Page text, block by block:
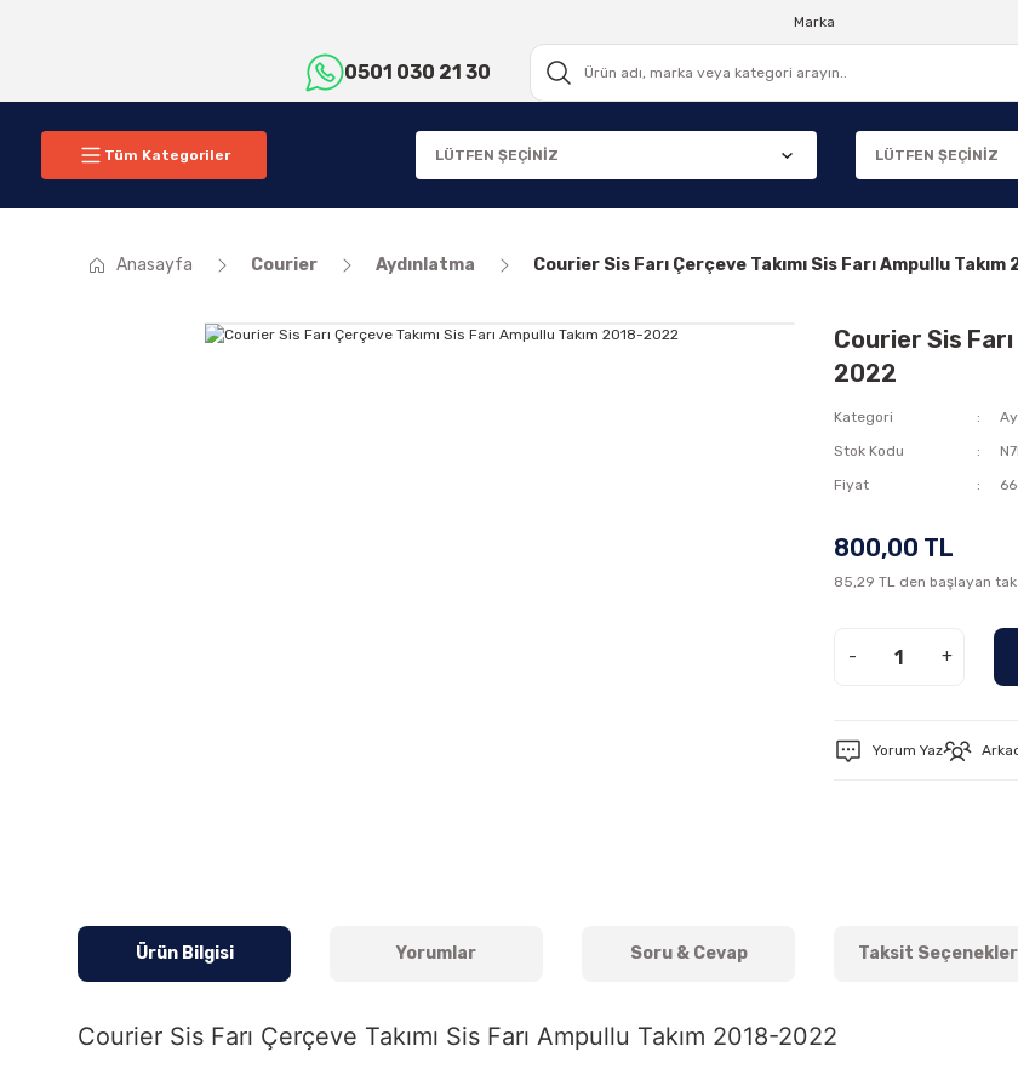
Marka
0501 030 21 30
Tüm Kategoriler
Anasayfa Courier Aydınlatma Courier Sis Farı Çerçeve Takımı Sis Farı Ampullu
Courier Sis Farı
2022
Kategori
Stok Kodu
Fiyat
800,00 TL
85,29 TL den başlayan
- +
Yorum Yaz
Ürün Bilgisi Yorumlar Soru & Cevap Taksit
Courier Sis Farı Çerçeve Takımı Sis Farı Ampullu Takım 2018-2022